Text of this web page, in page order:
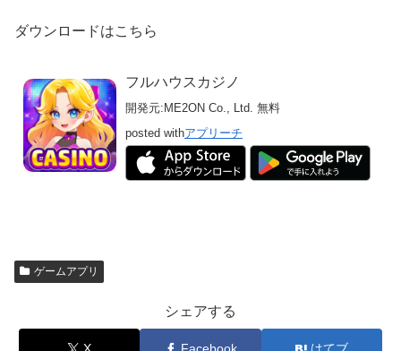
ダウンロードはこちら
フルハウスカジノ
開発元:ME2ON Co., Ltd. 無料
posted withアプリーチ
ゲームアプリ
シェアする